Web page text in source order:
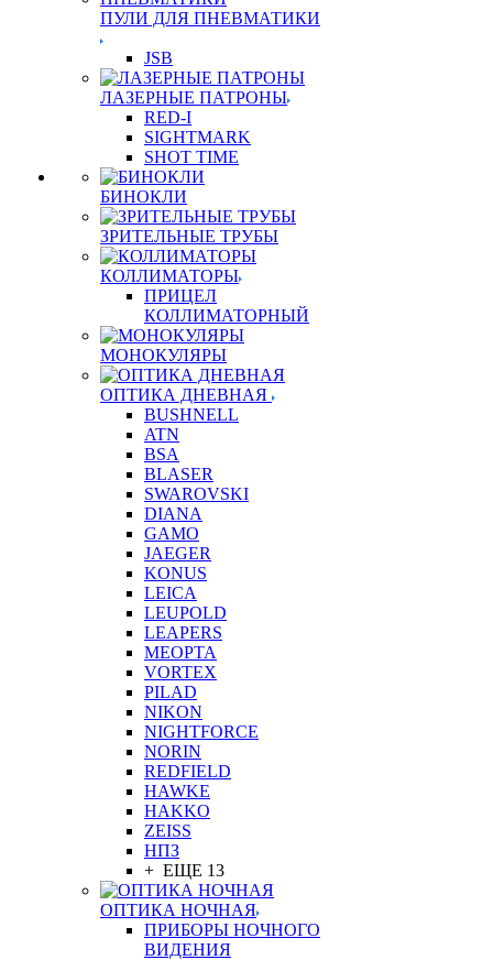
ПУЛИ ДЛЯ ПНЕВМАТИКИ
JSB
ЛАЗЕРНЫЕ ПАТРОНЫ
RED-I
SIGHTMARK
SHOT TIME
БИНОКЛИ
ЗРИТЕЛЬНЫЕ ТРУБЫ
КОЛЛИМАТОРЫ
ПРИЦЕЛ
КОЛЛИМАТОРНЫЙ
МОНОКУЛЯРЫ
ОПТИКА ДНЕВНАЯ
BUSHNELL
ATN
BSA
BLASER
SWAROVSKI
DIANA
GAMO
JAEGER
KONUS
LEICA
LEUPOLD
LEAPERS
MEOPTA
VORTEX
PILAD
NIKON
NIGHTFORCE
NORIN
REDFIELD
HAWKE
HAKKO
ZEISS
НПЗ
+ ЕЩЕ 13
ОПТИКА НОЧНАЯ
ПРИБОРЫ НОЧНОГО
ВИДЕНИЯ